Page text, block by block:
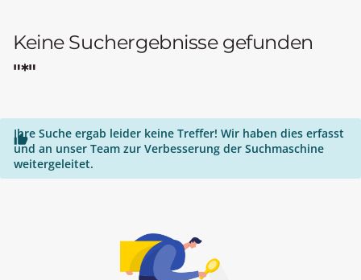
Keine Suchergebnisse gefunden
"*"

Ihre Suche ergab leider keine Treffer! Wir haben dies erfasst
und an unser Team zur Verbesserung der Suchmaschine
weitergeleitet.